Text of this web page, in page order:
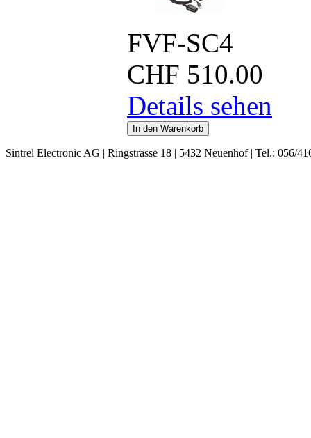
FVF-SC4
CHF 510.00
Details sehen
Sintrel Electronic AG | Ringstrasse 18 | 5432 Neuenhof | Tel.: 056/